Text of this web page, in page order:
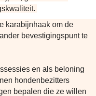
karabijnhaak om de
bevestigingspunt te
en als beloning
hondenbezitters
bepalen die ze willen